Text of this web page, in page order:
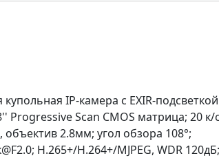
IP-камера с EXIR-
Scan CMOS матрица; 20 к/
объектив 2.8мм; угол обзора 108°;
H.265+/H.264+/MJPEG, WDR